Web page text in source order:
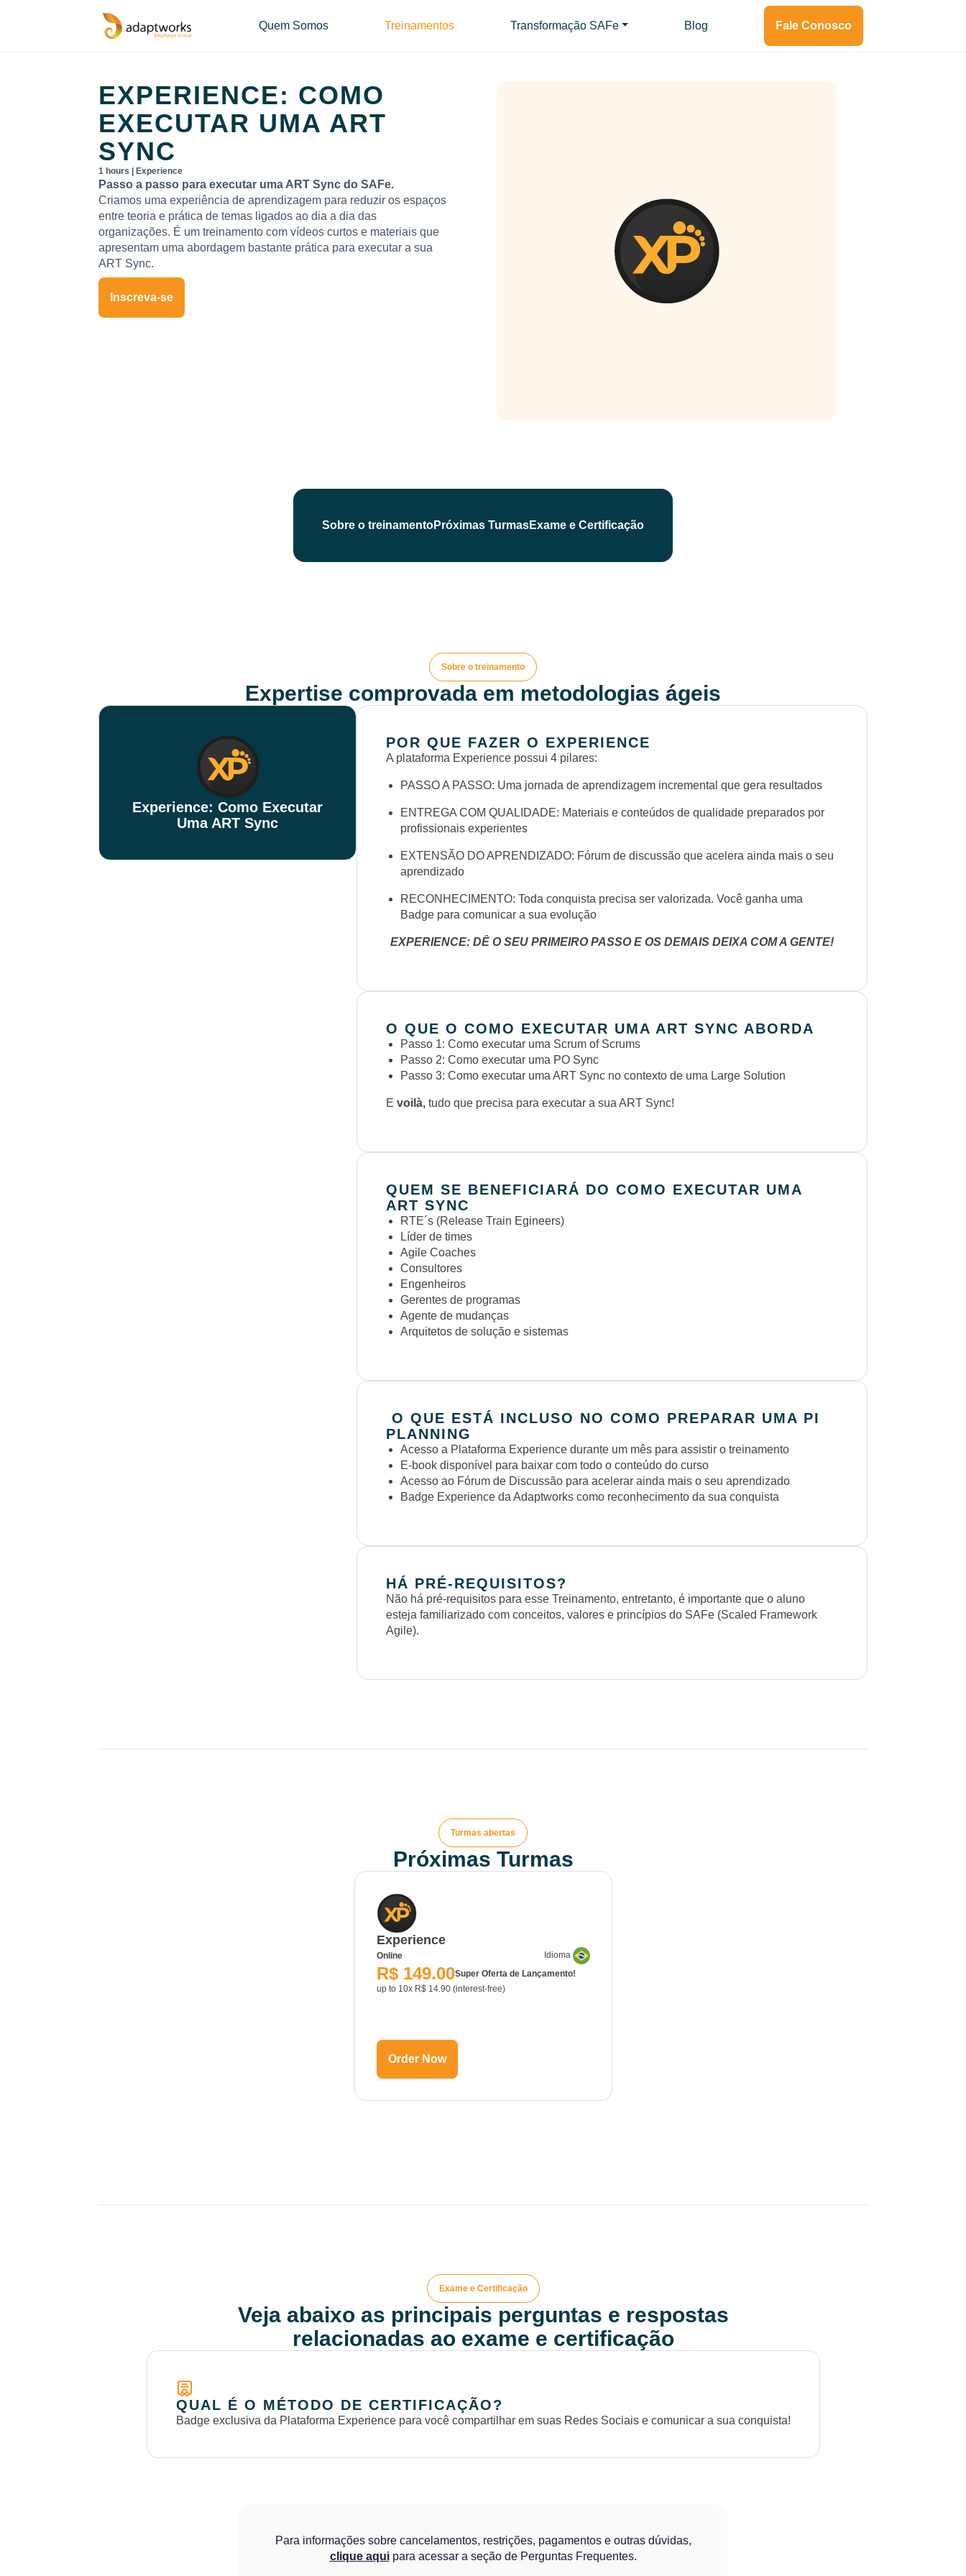
Quem Somos Treinamentos Transformação SAFe Blog Fale Conosco
EXPERIENCE: COMO
EXECUTAR UMA ART
SYNC
1 hours | Experience
Passo a passo para executar uma ART Sync do SAFe.
Criamos uma experiência de aprendizagem para reduzir os espaços
entre teoria e prática de temas ligados ao dia a dia das
organizações. É um treinamento com vídeos curtos e materiais que
apresentam uma abordagem bastante prática para executar a sua
ART Sync.
Inscreva-se
Sobre o treinamentoPróximas TurmasExame e Certificação
Sobre o treinamento
Expertise comprovada em metodologias ágeis
Experience: Como Executar
Uma ART Sync
POR QUE FAZER O EXPERIENCE
A plataforma Experience possui 4 pilares:
PASSO A PASSO: Uma jornada de aprendizagem incremental que gera resultados
ENTREGA COM QUALIDADE: Materiais e conteúdos de qualidade preparados por
profissionais experientes
EXTENSÃO DO APRENDIZADO: Fórum de discussão que acelera ainda mais o seu
aprendizado
RECONHECIMENTO: Toda conquista precisa ser valorizada. Você ganha uma
Badge para comunicar a sua evolução
EXPERIENCE: DÊ O SEU PRIMEIRO PASSO E OS DEMAIS DEIXA COM A GENTE!
O QUE O COMO EXECUTAR UMA ART SYNC ABORDA
Passo 1: Como executar uma Scrum of Scrums
Passo 2: Como executar uma PO Sync
Passo 3: Como executar uma ART Sync no contexto de uma Large Solution
E voilà, tudo que precisa para executar a sua ART Sync!
QUEM SE BENEFICIARÁ DO COMO EXECUTAR UMA
ART SYNC
RTE´s (Release Train Egineers)
Líder de times
Agile Coaches
Consultores
Engenheiros
Gerentes de programas
Agente de mudanças
Arquitetos de solução e sistemas
O QUE ESTÁ INCLUSO NO COMO PREPARAR UMA PI
PLANNING
Acesso a Plataforma Experience durante um mês para assistir o treinamento
E-book disponível para baixar com todo o conteúdo do curso
Acesso ao Fórum de Discussão para acelerar ainda mais o seu aprendizado
Badge Experience da Adaptworks como reconhecimento da sua conquista
HÁ PRÉ-REQUISITOS?
Não há pré-requisitos para esse Treinamento, entretanto, é importante que o aluno
esteja familiarizado com conceitos, valores e princípios do SAFe (Scaled Framework
Agile).
Turmas abertas
Próximas Turmas
Experience
Online Idioma
R$ 149.00Super Oferta de Lançamento!
up to 10x R$ 14.90 (interest-free)
Order Now
Exame e Certificação
Veja abaixo as principais perguntas e respostas
relacionadas ao exame e certificação
QUAL É O MÉTODO DE CERTIFICAÇÃO?
Badge exclusiva da Plataforma Experience para você compartilhar em suas Redes Sociais e comunicar a sua conquista!
Para informações sobre cancelamentos, restrições, pagamentos e outras dúvidas,
clique aquipara acessar a seção de Perguntas Frequentes.